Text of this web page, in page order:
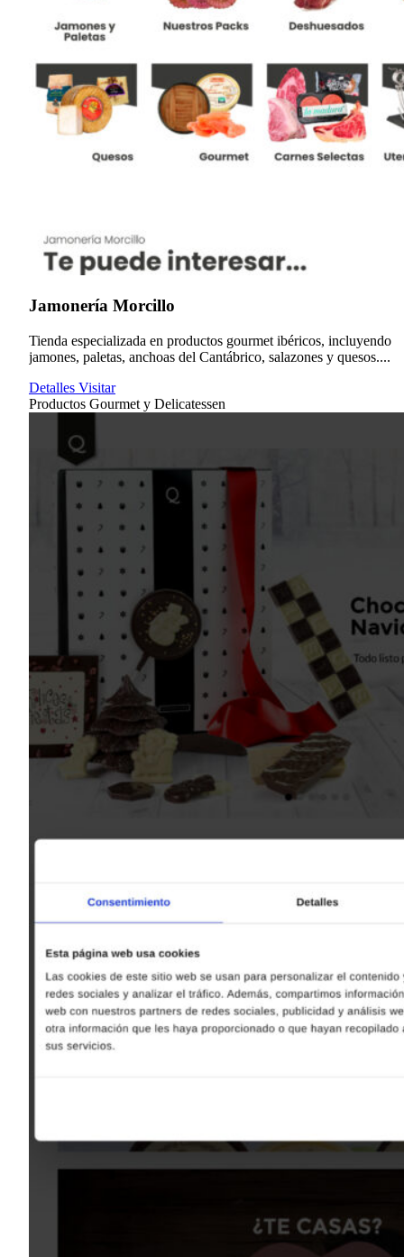
Jamonería Morcillo
Tienda especializada en productos gourmet ibéricos, incluyendo
jamones, paletas, anchoas del Cantábrico, salazones y quesos....
Detalles Visitar
Productos Gourmet y Delicatessen